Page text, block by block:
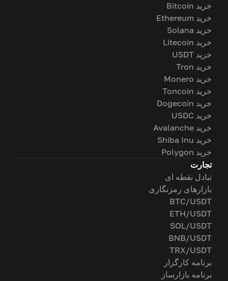
خرید Bitcoin
خرید Ethereum
خرید Solana
خرید Litecoin
خرید USDT
خرید Tron
خرید Monero
خرید Toncoin
خرید Dogecoin
خرید USDC
خرید Avalanche
خرید Shiba Inu
خرید Polygon
تجارت
تبادل نقطه ای
بازارهای رمزنگاری
BTC/USDT
ETH/USDT
SOL/USDT
BNB/USDT
TRX/USDT
برنامه کارگزار
برنامه بازارساز